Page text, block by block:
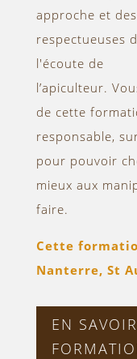
approche et
respectueuses
l'écoute de
l’apiculteur.
de cette
responsable,
pour pouvoir
mieux aux
faire.
Cette
Nanterre, St
EN